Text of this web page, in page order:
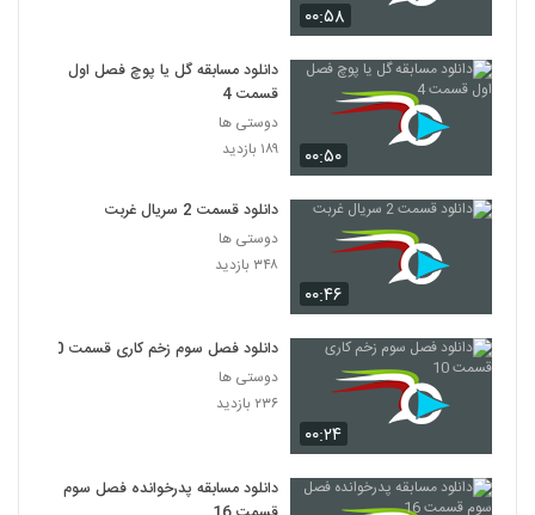
۰۰:۵۸
۰۰:۵۰
دانلود مسابقه گل یا پوچ فصل اول
قسمت 4
دوستی ها
۱۸۹ بازدید
۰۰:۴۶
دانلود قسمت 2 سریال غربت
دوستی ها
۳۴۸ بازدید
۰۰:۲۴
دانلود فصل سوم زخم کاری قسمت 10
دوستی ها
۲۳۶ بازدید
دانلود مسابقه پدرخوانده فصل سوم